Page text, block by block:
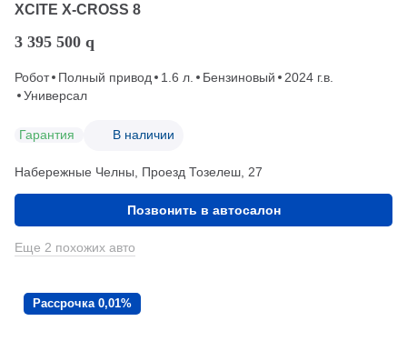
XCITE X-CROSS 8
3 395 500 q
Робот Полный привод 1.6 л. Бензиновый
2024 г.в.
Универсал
Гарантия В наличии
Набережные Челны, Проезд ​Тозелеш, 27
Позвонить в автосалон
Еще 2 похожих авто
Рассрочка 0,01%